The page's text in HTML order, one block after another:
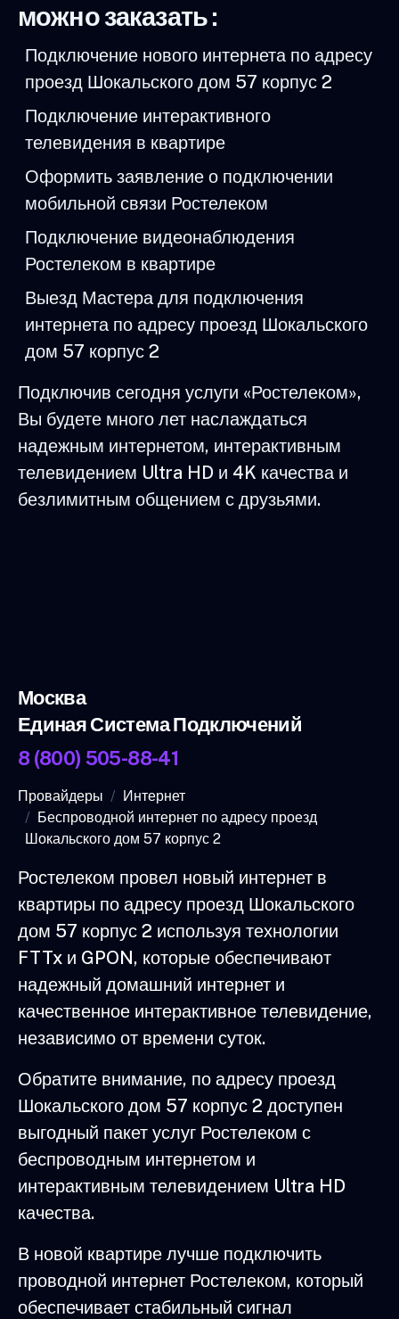
можно заказать :
Подключение нового интернета по адресу
проезд Шокальского дом 57 корпус 2
Подключение интерактивного
телевидения в квартире
Оформить заявление о подключении
мобильной связи Ростелеком
Подключение видеонаблюдения
Ростелеком в квартире
Выезд Мастера для подключения
интернета по адресу проезд Шокальского
дом 57 корпус 2
Подключив сегодня услуги «Ростелеком»,
Вы будете много лет наслаждаться
надежным интернетом, интерактивным
телевидением Ultra HD и 4K качества и
безлимитным общением с друзьями.
Москва
Единая Система Подключений
8 (800) 505-88-41
Провайдеры
Интернет
Беспроводной интернет по адресу проезд
Шокальского дом 57 корпус 2
Ростелеком провел новый интернет в
квартиры по адресу проезд Шокальского
дом 57 корпус 2 используя технологии
FTTx и GPON, которые обеспечивают
надежный домашний интернет и
качественное интерактивное телевидение,
независимо от времени суток.
Обратите внимание, по адресу проезд
Шокальского дом 57 корпус 2 доступен
выгодный пакет услуг Ростелеком с
беспроводным интернетом и
интерактивным телевидением Ultra HD
качества.
В новой квартире лучше подключить
проводной интернет Ростелеком, который
обеспечивает стабильный сигнал